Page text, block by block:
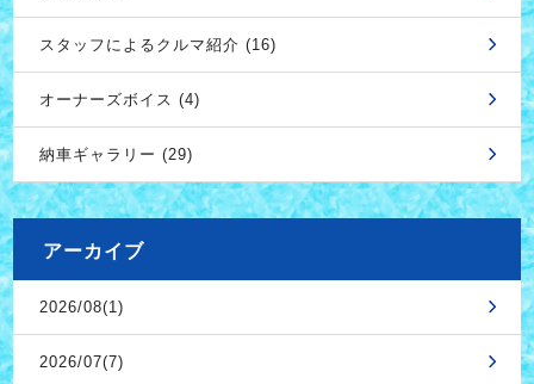
スタッフによるクルマ紹介 (16)
オーナーズボイス (4)
納車ギャラリー (29)
アーカイブ
2026/08(1)
2026/07(7)